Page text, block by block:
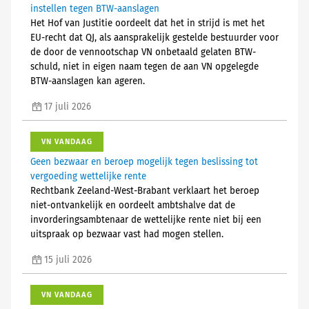
instellen tegen BTW-aanslagen
Het Hof van Justitie oordeelt dat het in strijd is met het
EU-recht dat QJ, als aansprakelijk gestelde bestuurder voor
de door de vennootschap VN onbetaald gelaten BTW-
schuld, niet in eigen naam tegen de aan VN opgelegde
BTW-aanslagen kan ageren.
17 juli 2026
VN VANDAAG
Geen bezwaar en beroep mogelijk tegen beslissing tot
vergoeding wettelijke rente
Rechtbank Zeeland-West-Brabant verklaart het beroep
niet-ontvankelijk en oordeelt ambtshalve dat de
invorderingsambtenaar de wettelijke rente niet bij een
uitspraak op bezwaar vast had mogen stellen.
15 juli 2026
VN VANDAAG